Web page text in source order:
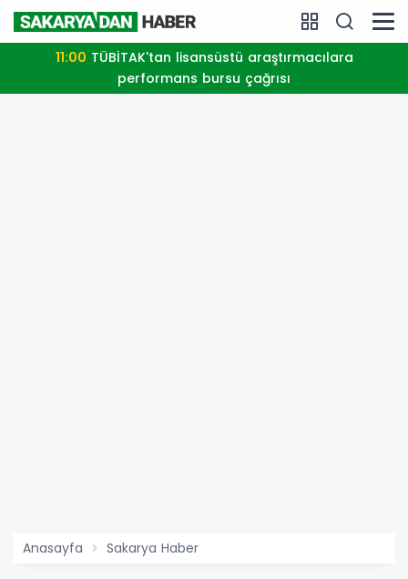
11:00
performans bursu çağrısı
Anasayfa Sakarya Haber